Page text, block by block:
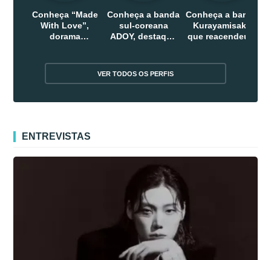
Conheça “Made
With Love”,
dorama
Conheça a banda
sul-coreana
ADOY, destaque
Conheça a banda
Kurayamisaka
que reacendeu o
VER TODOS OS PERFIS
ENTREVISTAS